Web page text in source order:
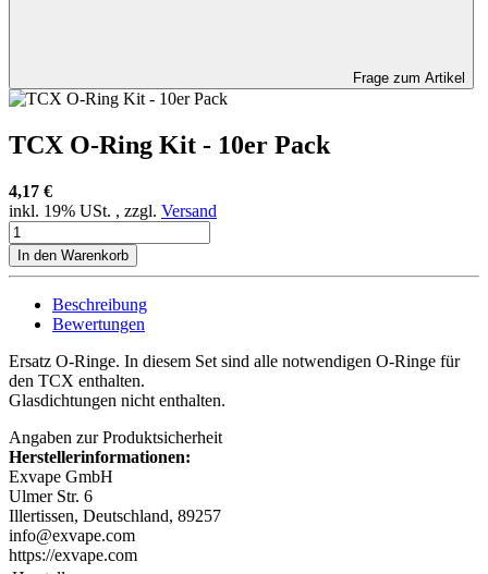
Frage zum Artikel
TCX O-Ring Kit - 10er Pack
4,17 €
inkl. 19% USt. , zzgl. Versand
In den Warenkorb
Beschreibung
Bewertungen
Ersatz O-Ringe. In diesem Set sind alle notwendigen O-Ringe für
den TCX enthalten.
Glasdichtungen nicht enthalten.
Angaben zur Produktsicherheit
Herstellerinformationen:
Exvape GmbH
Ulmer Str. 6
Illertissen, Deutschland, 89257
info@exvape.com
https://exvape.com